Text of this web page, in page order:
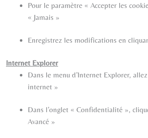
Pour le paramètre « Accepter les
« Jamais »
Enregistrez les modifications en
Internet Explorer
Dans le menu d’Internet Explorer,
internet »
Dans l’onglet « Confidentialité »,
Avancé »